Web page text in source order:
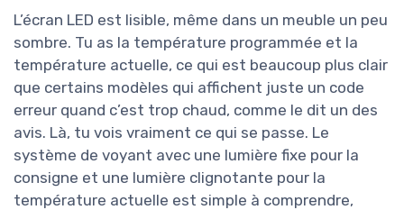
L’écran LED est lisible, même dans un meuble un peu
sombre. Tu as la température programmée et la
température actuelle, ce qui est beaucoup plus clair
que certains modèles qui affichent juste un code
erreur quand c’est trop chaud, comme le dit un des
avis. Là, tu vois vraiment ce qui se passe. Le
système de voyant avec une lumière fixe pour la
consigne et une lumière clignotante pour la
température actuelle est simple à comprendre,